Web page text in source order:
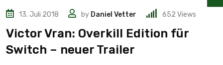
13. Juli 2018 by Daniel Vetter 652 Views
Victor Vran: Overkill Edition für
Switch – neuer Trailer